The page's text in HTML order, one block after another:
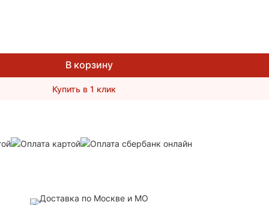
В корзину
Купить в 1 клик